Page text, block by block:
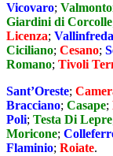
Vicovaro;
Giardini di Corcolle
Licenza; Vallinfreda
Ciciliano; Cesano;
Romano; Tivoli
Sant’Oreste;
Bracciano; Casape;
Poli; Testa Di Lepre
Moricone;
Flaminio; Roiate.